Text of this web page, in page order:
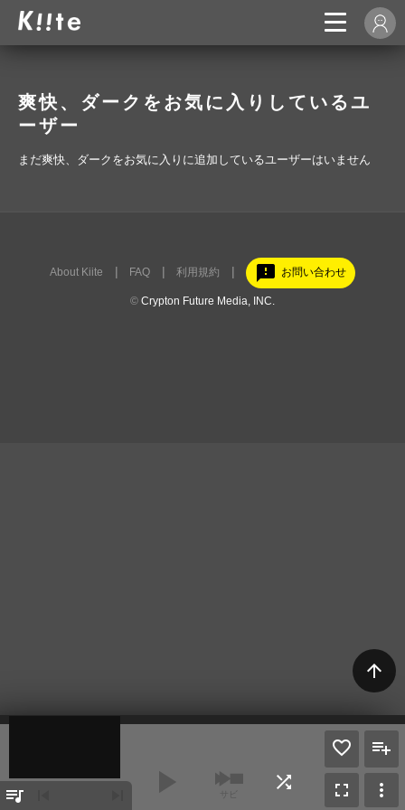
爽快、ダークをお気に入りしているユ
ーザー
まだ爽快、ダークをお気に入りに追加しているユーザーはいません
arrow_upward
About Kiite FAQ 利用規約 feedback お問い合わせ
© Crypton Future Media, INC.
queue_music play_arrow サビ
shuffle fullscreen more_vert